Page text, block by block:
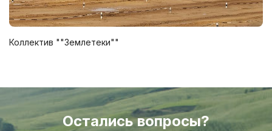
Коллектив ""Землетеки""
Остались вопросы?